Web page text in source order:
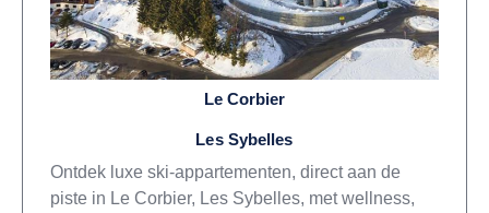
Le Corbier
Les Sybelles
Ontdek luxe ski-appartementen, direct aan de
piste in Le Corbier, Les Sybelles, met wellness,